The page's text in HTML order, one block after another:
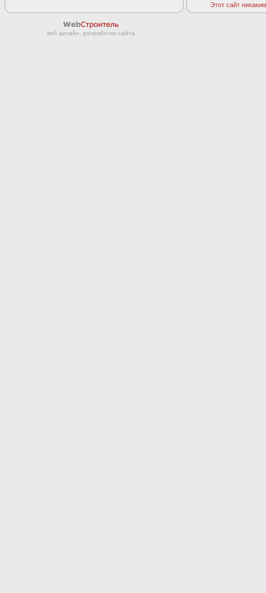
Этот сайт
веб дизайн, разработка сайта